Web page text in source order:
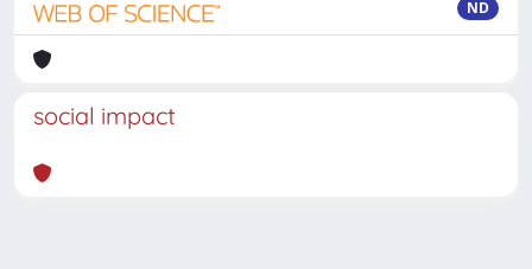
ND
social impact